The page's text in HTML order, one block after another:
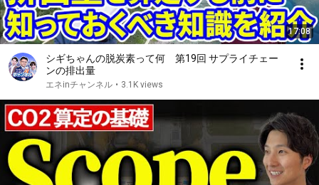
17:08
シギちゃんの脱炭素って何 第19回 サプライチェー
ンの排出量
エネinチャンネル • 3.1K views